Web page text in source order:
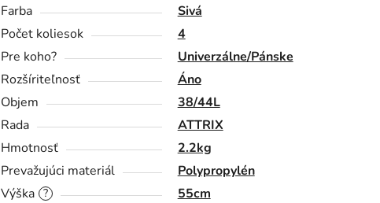
Farba
Sivá
Počet koliesok
4
Pre koho?
Univerzálne/Pánske
Rozšíriteľnosť
Áno
Objem
38/44L
Rada
ATTRIX
Hmotnosť
2.2kg
Prevažujúci materiál
Polypropylén
?
Výška 55cm